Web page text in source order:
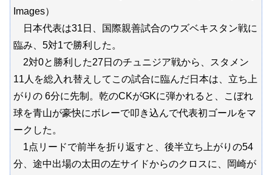
Images）
日本代表は31日、国際親善試合のウズベキスタン戦に
臨み、5対1で勝利した。
2対0と勝利した27日のチュニジア戦から、スタメン
11人を総入れ替えしてこの試合に臨んだ日本は、立ち上
がりの 6分に先制。乾のCKがGKに弾かれると、こぼれ
球を青山が豪快にボレーで叩き込んで代表初ゴールをマ
ークした。
1点リードで前半を折り返すと、後半立ち上がりの54
分、途中出場の太田の左サイドからのクロスに、岡崎が